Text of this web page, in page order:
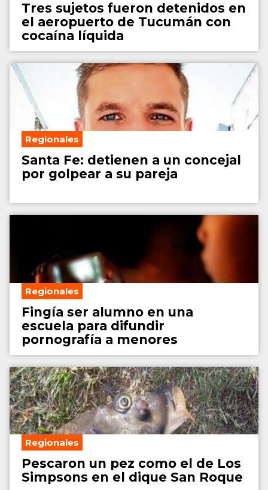
Tres sujetos fueron detenidos en
el aeropuerto de Tucumán con
cocaína líquida
Regionales
Santa Fe: detienen a un concejal
por golpear a su pareja
Regionales
Fingía ser alumno en una
escuela para difundir
pornografía a menores
Regionales
Pescaron un pez como el de Los
Simpsons en el dique San Roque